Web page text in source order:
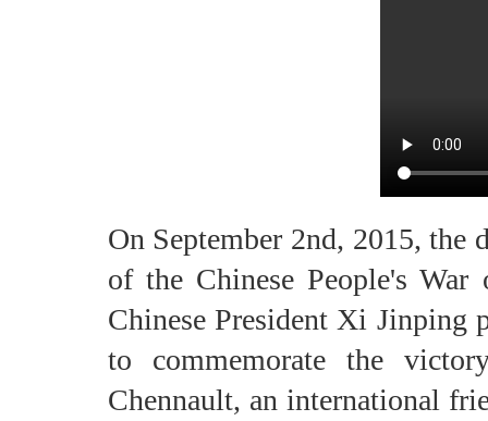
On September 2nd, 2015, the
of the Chinese People's War
Chinese President Xi Jinping
to commemorate the
Chennault, an international